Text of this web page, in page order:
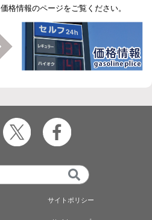
価格情報のページをご覧ください。
サイトポリシー